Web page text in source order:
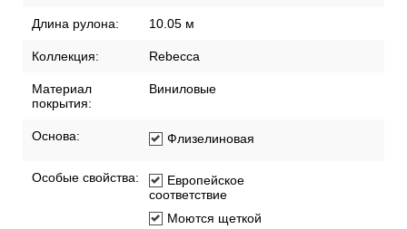
Длина рулона: 10.05 м
Коллекция: Rebecca
Материал
покрытия:
Виниловые
Основа: Флизелиновая
Особые свойства:
Европейское
соответствие
Моются щеткой